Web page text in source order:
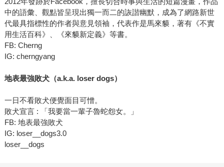
中的語彙、觀點皆呈現出獨一而二的詼諧幽默，成為了網路新世
代最具指標性的作者與意見領袖，代表作是馬來貘，著有《不實
用生活百科》、《來貘新定義》等書。
FB: Cherng
IG: cherngyang
地表最強敗犬（a.k.a. loser dogs）
一日不看敗犬便覺面目可憎。
敗犬宣言 : 「我要當一輩子魯蛇怨女。」
FB: 地表最強敗犬
IG: loser__dogs3.0
loser__dogs